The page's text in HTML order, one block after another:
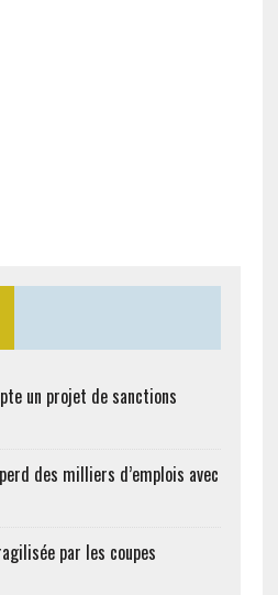
un projet de sanctions
des milliers d’emplois avec
par les coupes